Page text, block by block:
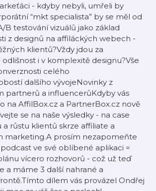
- kdyby nebyli, umřeli by
“mkt specialista” by se měl od
B testování vizuálů jako základ
z designů na affiláckých webech -
klientů?Vždy jdou za
i v komplexitě designu?Vše
celého
dalšího vývojeNovinky z
partnerů a influencerůKdyby vás
na ⁠AffilBox.cz⁠ a PartnerBox.cz nově
se na naše výsledky - ⁠na case
a růstu klientů skrze affiliate a
marketing.A prosím nezapomeňte
ve své oblíbené aplikaci =
vícero rozhovorů - což už teď
a máme 3 další nahrané a
dílem vás provázel ⁠Ondřej